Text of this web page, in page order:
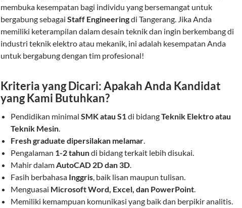
membuka kesempatan bagi individu yang bersemangat untuk
bergabung sebagai Staff Engineeringdi Tangerang. Jika Anda
memiliki keterampilan dalam desain teknik dan ingin berkembang di
industri teknik elektro atau mekanik, ini adalah kesempatan Anda
untuk bergabung dengan tim profesional!
Kriteria yang Dicari: Apakah Anda Kandidat
yang Kami Butuhkan?
Pendidikan minimal SMK atau S1di bidangTeknik Elektro atau
Teknik Mesin.
Fresh graduate dipersilakan melamar.
Pengalaman 1-2 tahundi bidang terkait lebih disukai.
Mahir dalamAutoCAD 2D dan 3D.
Fasih berbahasa Inggris, baik lisan maupun tulisan.
Menguasai Microsoft Word, Excel, dan PowerPoint.
Memiliki kemampuan komunikasi yang baik dan berpikir analitis.